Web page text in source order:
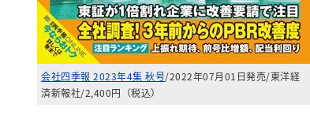
会社四季報 2023年4集 秋号/2022年07月01日発売/東洋経
済新報社/2,400円（税込）